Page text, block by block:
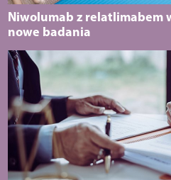
Niwolumab z relatlimabem
nowe badania